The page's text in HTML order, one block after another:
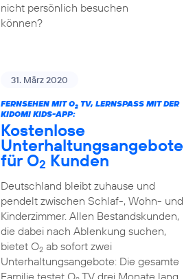
nicht persönlich besuchen
können?
31. März 2020
FERNSEHEN MIT O2TV, LERNSPASS MIT DER K
IDOMI KIDS-APP:
Kostenlose
Unterhaltungsangebote
für O2 Kunden
Deutschland bleibt zuhause und
pendelt zwischen Schlaf-, Wohn- und
Kinderzimmer. Allen Bestandskunden,
die dabei nach Ablenkung suchen,
bietet O2ab sofort zwei
Unterhaltungsangebote: Die gesamte
Familie testet O TV drei Monate lang